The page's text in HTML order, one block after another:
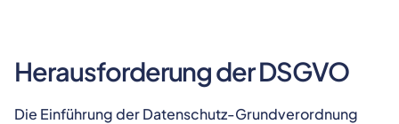
Herausforderung der DSGVO
Die Einführung der Datenschutz-Grundverordnung